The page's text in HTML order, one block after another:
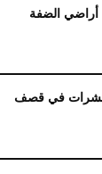
أراضي الضفة
وإصابة العشرات في قصف